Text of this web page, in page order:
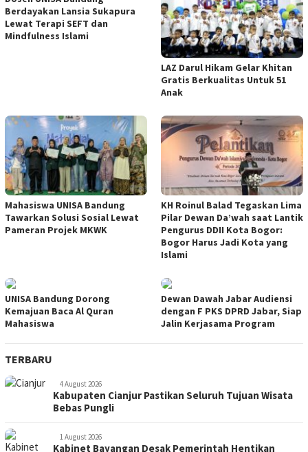
Berdayakan Lansia Sukapura
Lewat Terapi SEFT dan
Mindfulness Islami
LAZ Darul Hikam Gelar Khitan
Gratis Berkualitas Untuk 51
Anak
Mahasiswa UNISA Bandung
Tawarkan Solusi Sosial Lewat
Pameran Projek MKWK
KH Roinul Balad Tegaskan Lima
Pilar Dewan Da’wah saat Lantik
Pengurus DDII Kota Bogor:
Bogor Harus Jadi Kota yang
Islami
UNISA Bandung Dorong
Kemajuan Baca Al Quran
Mahasiswa
Dewan Dawah Jabar Audiensi
dengan F PKS DPRD Jabar, Siap
Jalin Kerjasama Program
TERBARU
4 August 2026
Kabupaten Cianjur Pastikan Seluruh Tujuan Wisata
Bebas Pungli
1 August 2026
Kabinet Bayangan Desak Pemerintah Hentikan